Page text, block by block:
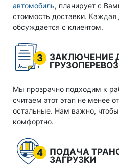
автомобиль, планирует с
стоимость доставки. Каждая
обсуждается с клиентом.
3
ЗАКЛЮЧЕНИЕ
Мы прозрачно подходим к
считаем этот этап не менее
остальные. Нам важно,
комфортно.
4
ПОДАЧА
ЗАГРУЗКИ